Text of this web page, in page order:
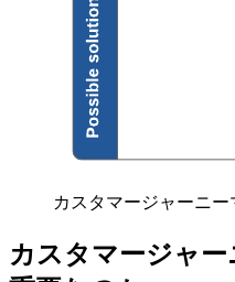
カスタマージャーニー
カスタマージャ